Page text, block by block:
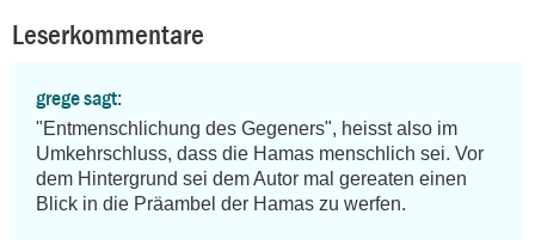
Leserkommentare
grege sagt:
"Entmenschlichung des Gegeners", heisst also im
Umkehrschluss, dass die Hamas menschlich sei. Vor
dem Hintergrund sei dem Autor mal gereaten einen
Blick in die Präambel der Hamas zu werfen.